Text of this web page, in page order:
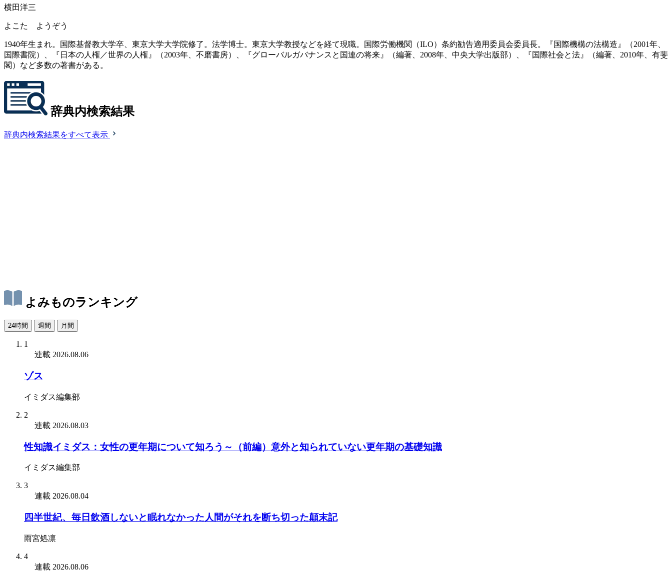
横田洋三
よこた ようぞう
1940年生まれ。国際基督教大学卒、東京大学大学院修了。法学博士。東京大学教授などを経て現職。国際労働機関（ILO）条約勧告適用委員会委員長。『国際機構の法構造』（2001年、
国際書院）、『日本の人権／世界の人権』（2003年、不磨書房）、『グローバルガバナンスと国連の将来』（編著、2008年、中央大学出版部）、『国際社会と法』（編著、2010年、有斐
閣）など多数の著書がある。
辞典内検索結果
辞典内検索結果をすべて表示
よみものランキング
24時間 週間 月間
1
連載 2026.08.06
ゾス
イミダス編集部
2
連載 2026.08.03
性知識イミダス：女性の更年期について知ろう～（前編）意外と知られていない更年期の基礎知識
イミダス編集部
3
連載 2026.08.04
四半世紀、毎日飲酒しないと眠れなかった人間がそれを断ち切った顛末記
雨宮処凛
4
連載 2026.08.06